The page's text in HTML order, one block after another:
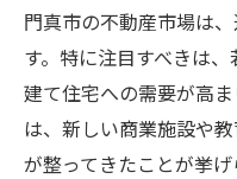
用
売却と購入を
交渉力を強化
不測の事態に
門真市の不動産市場は
す。特に注目すべきは
建て住宅への需要が高
は、新しい商業施設や
が整ってきたことが挙